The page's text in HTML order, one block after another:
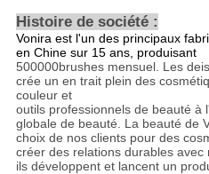
Histoire de société :
Vonira est l'un des principaux
en Chine sur 15 ans, produisant
500000brushes mensuel. Les
crée un en trait plein des
couleur et
outils professionnels de beauté à
globale de beauté. La beauté de
choix de nos clients pour des
créer des relations durables avec
ils développent et lancent un